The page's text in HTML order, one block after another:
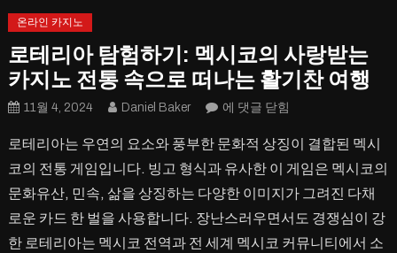
온라인 카지노
로테리아 탐험하기: 멕시코의 사랑받는
카지노 전통 속으로 떠나는 활기찬 여행
11월 4, 2024 Daniel Baker
로
리
아
탐
험
하
에 댓글 닫힘
로테리아는 우연의 요소와 풍부한 문화적 상징이 결합된 멕시
코의 전통 게임입니다. 빙고 형식과 유사한 이 게임은 멕시코의
문화유산, 민속, 삶을 상징하는 다양한 이미지가 그려진 다채
로운 카드 한 벌을 사용합니다. 장난스러우면서도 경쟁심이 강
한 로테리아는 멕시코 전역과 전 세계 멕시코 커뮤니티에서 소